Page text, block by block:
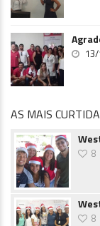
AS MAIS
8
8